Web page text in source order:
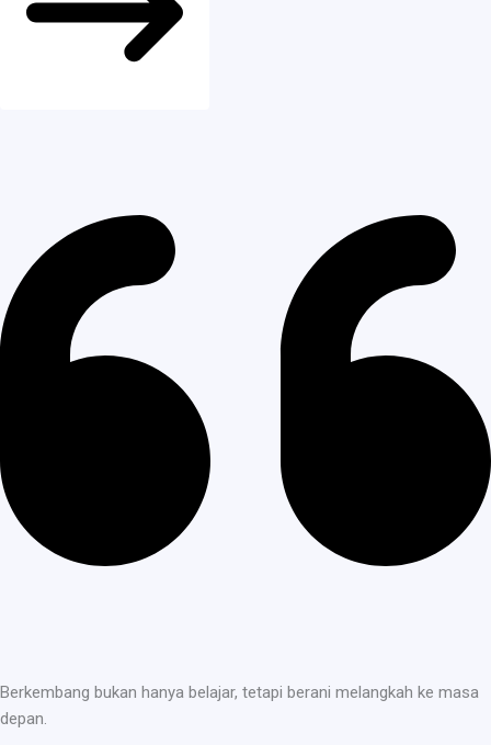
Berkembang bukan hanya belajar, tetapi berani melangkah ke masa
depan.